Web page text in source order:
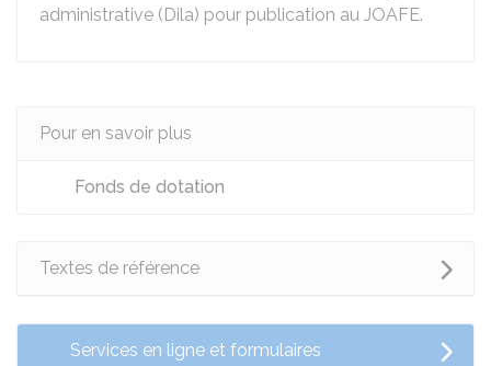
administrative (Dila) pour publication au JOAFE.
Pour en savoir plus
Fonds de dotation
Textes de référence
Services en ligne et formulaires